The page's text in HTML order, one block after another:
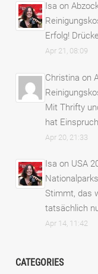
Isa on
Erfolg!
Apr 21, 08:09
Christina on
Mit Thrifty
hat
Apr 20, 21:33
Isa on USA
Stimmt, das
tatsächlich
Apr 14, 11:42
CATEGORIES